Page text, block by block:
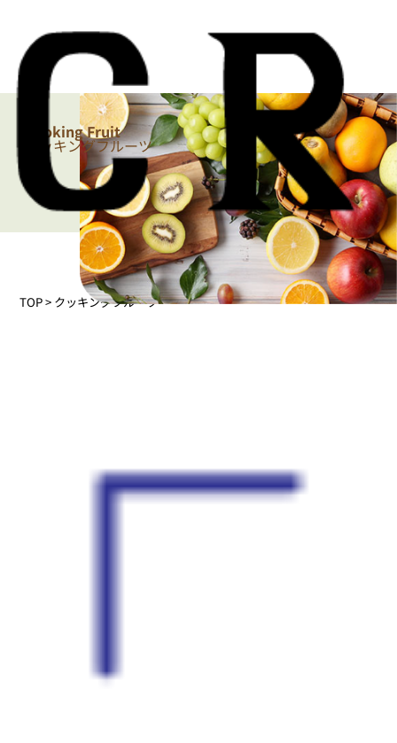
Cooking Fruit
クッキングフルーツ
TOP > クッキングフルーツ